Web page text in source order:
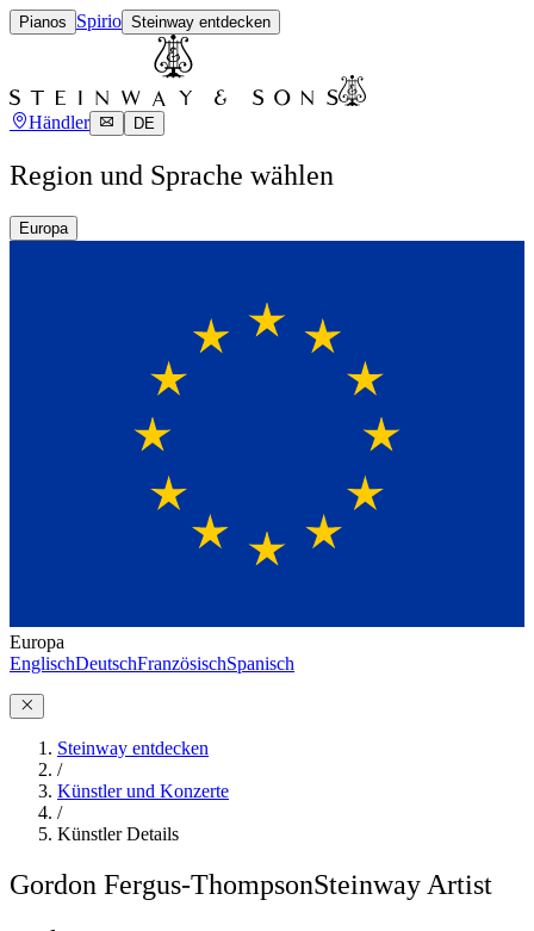
Pianos Spirio Steinway entdecken
Händler DE
Region und Sprache wählen
Europa
Europa
EnglischDeutschFranzösischSpanisch
Steinway entdecken
/
Künstler und Konzerte
/
Künstler Details
Gordon Fergus-ThompsonSteinway Artist